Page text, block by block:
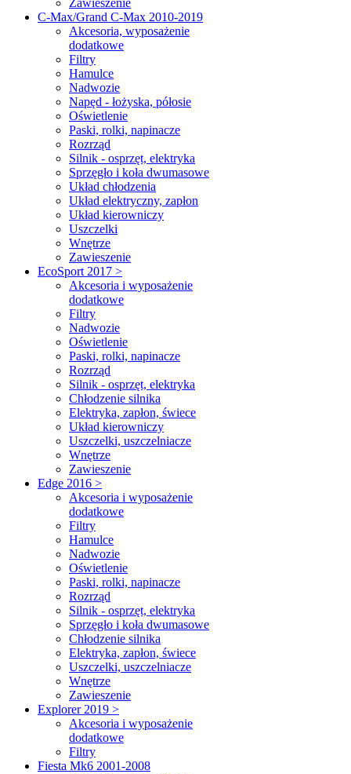
Zawieszenie
C-Max/Grand C-Max 2010-2019
Akcesoria, wyposażenie
dodatkowe
Filtry
Hamulce
Nadwozie
Napęd - łożyska, półosie
Oświetlenie
Paski, rolki, napinacze
Rozrząd
Silnik - osprzęt, elektryka
Sprzęgło i koła dwumasowe
Układ chłodzenia
Układ elektryczny, zapłon
Układ kierowniczy
Uszczelki
Wnętrze
Zawieszenie
EcoSport 2017 >
Akcesoria i wyposażenie
dodatkowe
Filtry
Nadwozie
Oświetlenie
Paski, rolki, napinacze
Rozrząd
Silnik - osprzęt, elektryka
Chłodzenie silnika
Elektryka, zapłon, świece
Układ kierowniczy
Uszczelki, uszczelniacze
Wnętrze
Zawieszenie
Edge 2016 >
Akcesoria i wyposażenie
dodatkowe
Filtry
Hamulce
Nadwozie
Oświetlenie
Paski, rolki, napinacze
Rozrząd
Silnik - osprzęt, elektryka
Sprzęgło i koła dwumasowe
Chłodzenie silnika
Elektryka, zapłon, świece
Uszczelki, uszczelniacze
Wnętrze
Zawieszenie
Explorer 2019 >
Akcesoria i wyposażenie
dodatkowe
Filtry
Fiesta Mk6 2001-2008